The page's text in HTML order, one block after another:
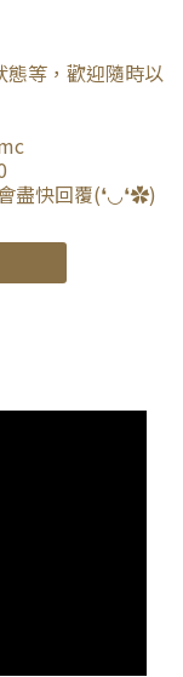
態等，歡迎隨時以
盡快回覆(❛◡❛✿)